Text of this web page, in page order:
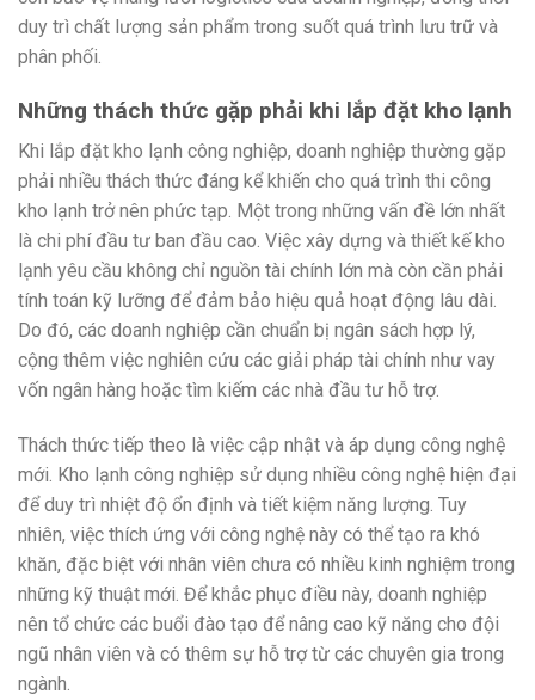
duy trì chất lượng sản phẩm trong suốt quá trình lưu trữ và
phân phối.
Những thách thức gặp phải khi lắp đặt kho lạnh
Khi lắp đặt kho lạnh công nghiệp, doanh nghiệp thường gặp
phải nhiều thách thức đáng kể khiến cho quá trình thi công
kho lạnh trở nên phức tạp. Một trong những vấn đề lớn nhất
là chi phí đầu tư ban đầu cao. Việc xây dựng và thiết kế kho
lạnh yêu cầu không chỉ nguồn tài chính lớn mà còn cần phải
tính toán kỹ lưỡng để đảm bảo hiệu quả hoạt động lâu dài.
Do đó, các doanh nghiệp cần chuẩn bị ngân sách hợp lý,
cộng thêm việc nghiên cứu các giải pháp tài chính như vay
vốn ngân hàng hoặc tìm kiếm các nhà đầu tư hỗ trợ.
Thách thức tiếp theo là việc cập nhật và áp dụng công nghệ
mới. Kho lạnh công nghiệp sử dụng nhiều công nghệ hiện đại
để duy trì nhiệt độ ổn định và tiết kiệm năng lượng. Tuy
nhiên, việc thích ứng với công nghệ này có thể tạo ra khó
khăn, đặc biệt với nhân viên chưa có nhiều kinh nghiệm trong
những kỹ thuật mới. Để khắc phục điều này, doanh nghiệp
nên tổ chức các buổi đào tạo để nâng cao kỹ năng cho đội
ngũ nhân viên và có thêm sự hỗ trợ từ các chuyên gia trong
ngành.